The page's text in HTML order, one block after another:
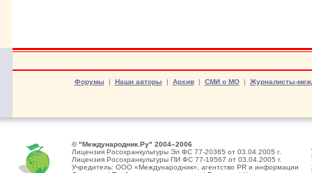
Форумы | Наши авторы | Архив| СМИ о МО| Журналисты-
© "Международник.Ру" 2004–2006
Лицензия Росохранкультуры Эл ФС 77-20365 от 03.04.2005 г.
Лицензия Росохранкультуры ПИ ФС 77-19567 от 03.04.2005 г.
Учредитель: ООО «Международник», агентство PR и информации